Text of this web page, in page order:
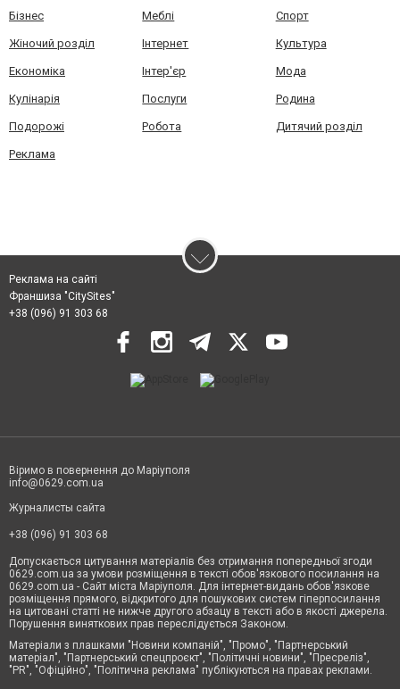
Бізнес Меблі Спорт
Жіночий розділ Інтернет Культура
Економіка Інтер'єр Мода
Кулінарія Послуги Родина
Подорожі Робота Дитячий розділ
Реклама
Реклама на сайті
Франшиза "CitySites"
+38 (096) 91 303 68
Віримо в повернення до Маріуполя
info@0629.com.ua
Журналисты сайта
+38 (096) 91 303 68
Допускається цитування матеріалів без отримання попередньої згоди
0629.com.ua за умови розміщення в тексті обов'язкового посилання на
0629.com.ua - Сайт міста Маріуполя. Для інтернет-видань обов'язкове
розміщення прямого, відкритого для пошукових систем гіперпосилання
на цитовані статті не нижче другого абзацу в тексті або в якості джерела.
Порушення виняткових прав переслідується Законом.
Матеріали з плашками "Новини компаній", "Промо", "Партнерський
матеріал", "Партнерський спецпроєкт", "Політичні новини", "Пресреліз",
"PR", "Офіційно", "Політична реклама" публікуються на правах реклами.